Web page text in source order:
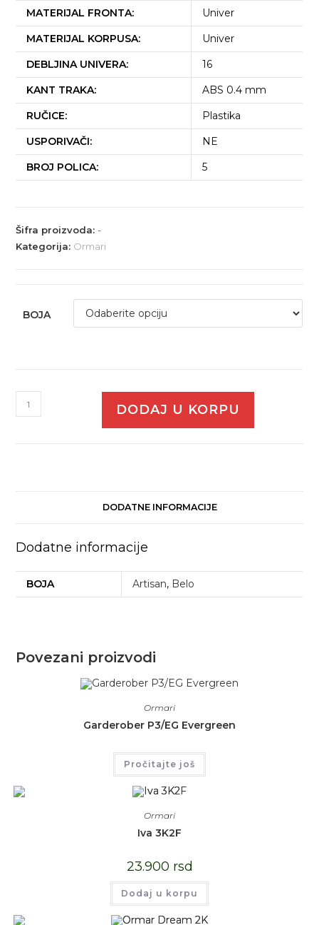
MATERIJAL FRONTA:
Univer
MATERIJAL KORPUSA:
Univer
DEBLJINA UNIVERA:
16
KANT TRAKA:
ABS 0.4 mm
RUČICE:
Plastika
USPORIVAČI:
NE
BROJ POLICA:
5
Šifra proizvoda:-
Kategorija: Ormari
BOJA
DODAJ U KORPU
DODATNE INFORMACIJE
Dodatne informacije
BOJA Artisan, Belo
Povezani proizvodi
Ormari
Garderober P3/EG Evergreen
Pročitajte još
Ormari
Iva 3K2F
23.900 rsd
Dodaj u korpu